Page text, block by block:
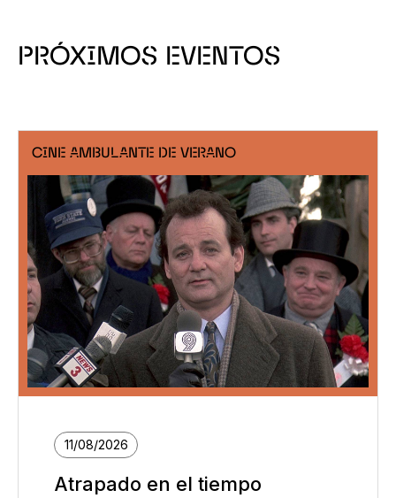
PRÓXIMOS EVENTOS
CINE AMBULANTE DE VERANO
11/08/2026
Atrapado en el tiempo